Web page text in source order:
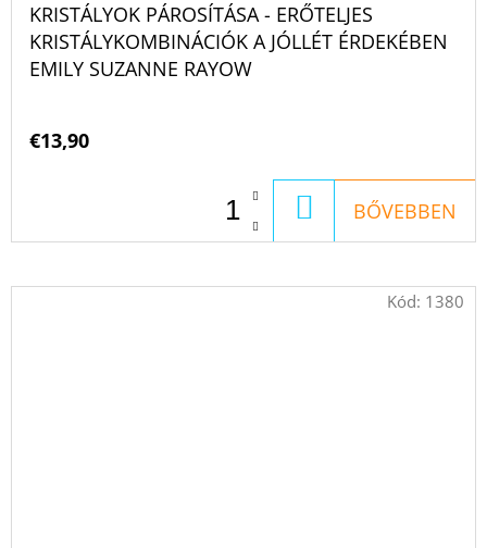
KRISTÁLYOK PÁROSÍTÁSA - ERŐTELJES
KRISTÁLYKOMBINÁCIÓK A JÓLLÉT ÉRDEKÉBEN
EMILY SUZANNE RAYOW
€13,90
KOSÁRBA
BŐVEBBEN
Kód: 1380